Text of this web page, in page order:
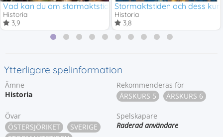
Vad kan du om stormaktstiden?
Historia
3,9
Stormaktstiden och dess
Historia
3,8
Ytterligare spelinformation
Ämne
Historia
Rekommenderas för
ÅRSKURS 5
ÅRSKURS 6
Övar
ÖSTERSJÖRIKET
SVERIGE
Spelskapare
Raderad användare